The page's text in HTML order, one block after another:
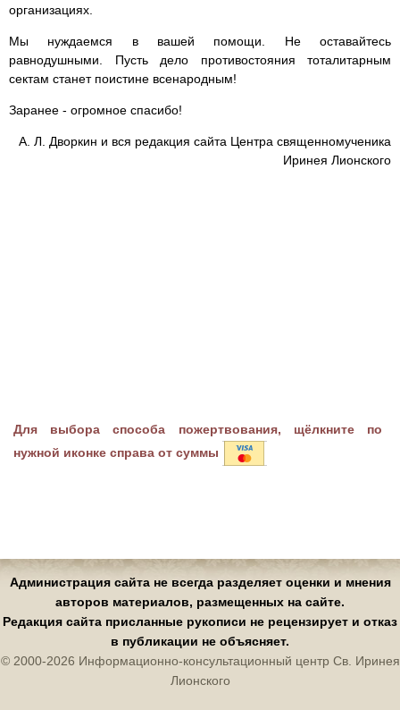
организациях.
Мы нуждаемся в вашей помощи. Не оставайтесь
равнодушными. Пусть дело противостояния тоталитарным
сектам станет поистине всенародным!
Заранее - огромное спасибо!
А. Л. Дворкин и вся редакция сайта Центра священномученика
Иринея Лионского
Для выбора способа пожертвования, щёлкните по
нужной иконке справа от суммы
Администрация сайта не всегда разделяет оценки и мнения
авторов материалов, размещенных на сайте.
Редакция сайта присланные рукописи не рецензирует и отказ
в публикации не объясняет.
© 2000-2026 Информационно-консультационный центр Св. Иринея
Лионского